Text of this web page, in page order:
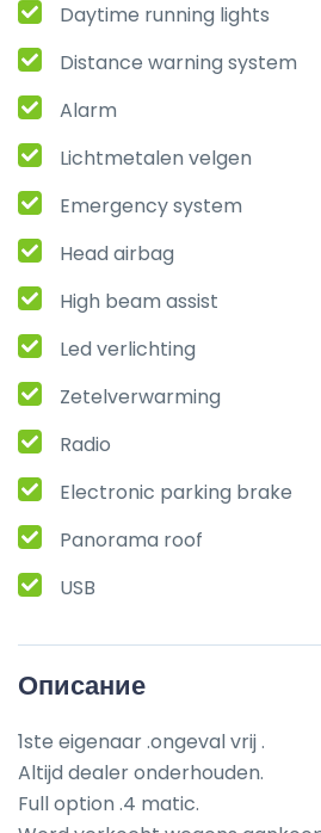
Daytime running lights
Distance warning system
Alarm
Lichtmetalen velgen
Emergency system
Head airbag
High beam assist
Led verlichting
Zetelverwarming
Radio
Electronic parking brake
Panorama roof
USB
Описание
1ste eigenaar .ongeval vrij .
Altijd dealer onderhouden.
Full option .4 matic.